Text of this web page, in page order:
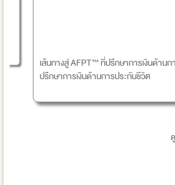
เส้นทางสู่ AFPT™ ที่ปรึกษาการเงินด้านก
ปรึกษาการเงินด้านการประกันชีวิต